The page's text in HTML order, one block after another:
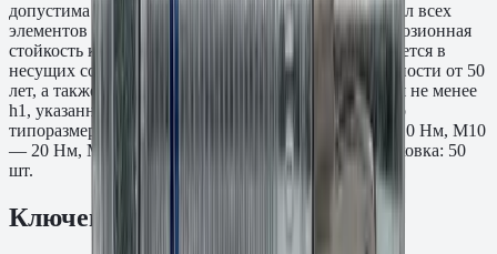
допустима по ETA-02/0030 (ETA Option 1). Материал всех
элементов крепежа — нержавеющая сталь A4, коррозионная
стойкость класса CRC III по EN ISO 3506. Применяется в
несущих соединениях при требованиях к долговечности от 50
лет, а также в сейсмических зонах. Глубина бурения не менее
h1, указанного в таблице нагрузок ETA для данного
типоразмера. Момент затяжки: M6 — 5 Нм, M8 — 10 Нм, M10
— 20 Нм, M12 — 40 Нм. Типоразмер 8x75 мм. Упаковка: 50
шт.
Ключевые преимущества